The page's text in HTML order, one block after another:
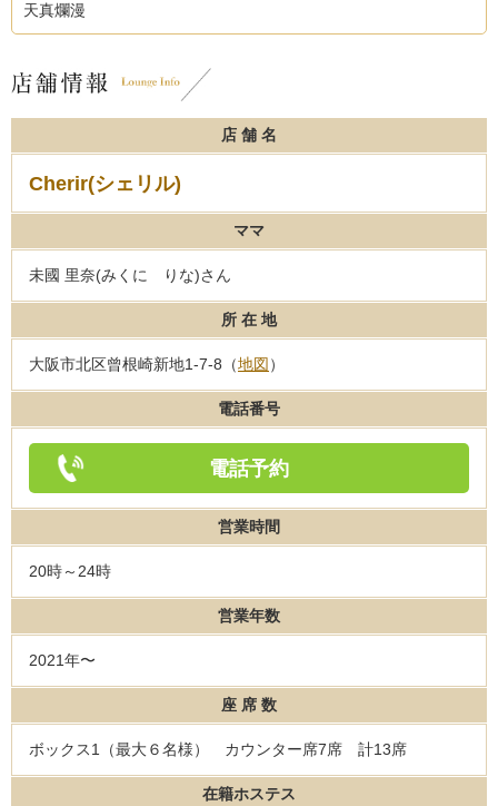
天真爛漫
店 舗 名
Cherir(シェリル)
ママ
未國 里奈(みくに りな)さん
所 在 地
大阪市北区曾根崎新地1-7-8（地図 ）
電話番号
電話予約
営業時間
20時～24時
営業年数
2021年〜
座 席 数
ボックス1（最大６名様） カウンター席7席 計13席
在籍ホステス